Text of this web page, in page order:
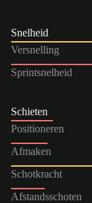
Snelheid
Versnelling
Sprintsnelheid
Schieten
Positioneren
Afmaken
Schotkracht
Afstandsschoten